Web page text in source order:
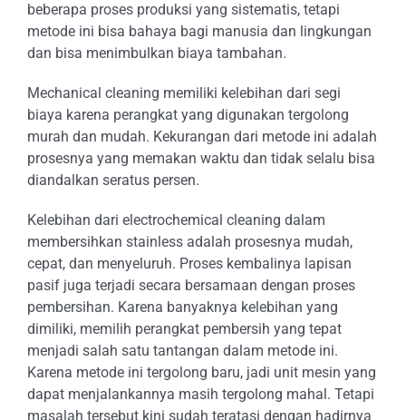
beberapa proses produksi yang sistematis, tetapi
metode ini bisa bahaya bagi manusia dan lingkungan
dan bisa menimbulkan biaya tambahan.
Mechanical cleaning memiliki kelebihan dari segi
biaya karena perangkat yang digunakan tergolong
murah dan mudah. Kekurangan dari metode ini adalah
prosesnya yang memakan waktu dan tidak selalu bisa
diandalkan seratus persen.
Kelebihan dari electrochemical cleaning dalam
membersihkan stainless adalah prosesnya mudah,
cepat, dan menyeluruh. Proses kembalinya lapisan
pasif juga terjadi secara bersamaan dengan proses
pembersihan. Karena banyaknya kelebihan yang
dimiliki, memilih perangkat pembersih yang tepat
menjadi salah satu tantangan dalam metode ini.
Karena metode ini tergolong baru, jadi unit mesin yang
dapat menjalankannya masih tergolong mahal. Tetapi
masalah tersebut kini sudah teratasi dengan hadirnya